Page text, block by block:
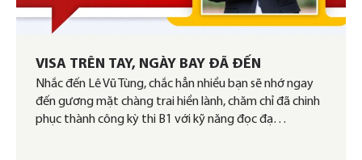
VISA TRÊN TAY, NGÀY BAY ĐÃ ĐẾN
Nhắc đến Lê Vũ Tùng, chắc hẳn nhiều bạn sẽ nhớ ngay
đến gương mặt chàng trai hiền lành, chăm chỉ đã chinh
phục thành công kỳ thi B1 với kỹ năng đọc đạ…